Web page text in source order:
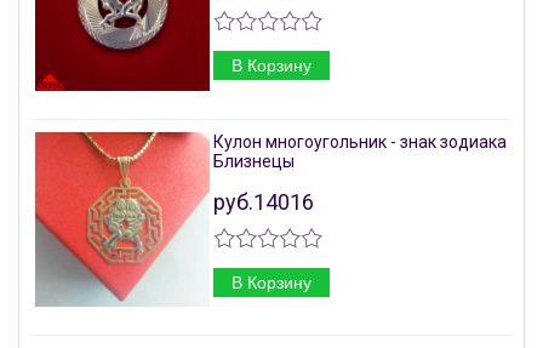
В Корзину
Кулон многоугольник - знак зодиака
Близнецы
руб.14016
В Корзину